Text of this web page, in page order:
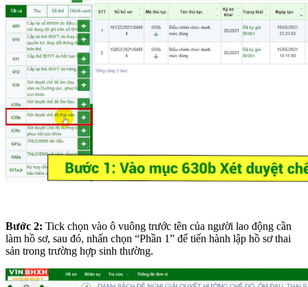
Bước 2: Tick chọn vào ô vuông trước tên của người lao động cần
làm hồ sơ, sau đó, nhấn chọn “Phần 1” để tiến hành lập hồ sơ thai
sản trong trường hợp sinh thường.